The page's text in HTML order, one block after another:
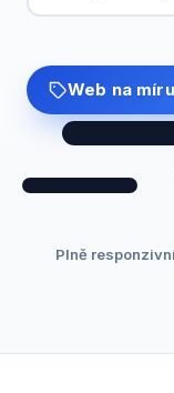
Web na míru
Plně